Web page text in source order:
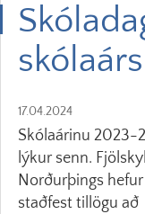
17.04.2024
Skólaárinu 2023-
lýkur senn.
Norðurþings hefur
staðfest tillögu að